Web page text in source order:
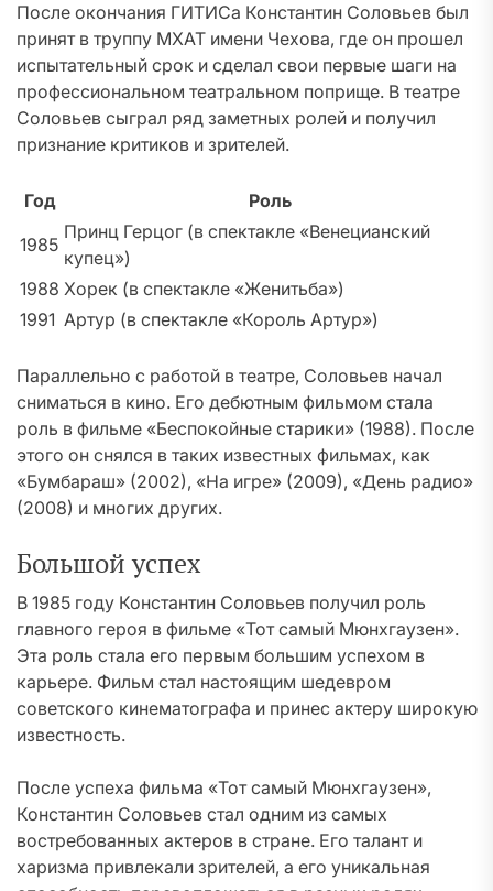
После окончания ГИТИСа Константин Соловьев был
принят в труппу МХАТ имени Чехова, где он прошел
испытательный срок и сделал свои первые шаги на
профессиональном театральном поприще. В театре
Соловьев сыграл ряд заметных ролей и получил
признание критиков и зрителей.
Год
Роль
1985
Принц Герцог (в спектакле «Венецианский
купец»)
1988 Хорек (в спектакле «Женитьба»)
1991 Артур (в спектакле «Король Артур»)
Параллельно с работой в театре, Соловьев начал
сниматься в кино. Его дебютным фильмом стала
роль в фильме «Беспокойные старики» (1988). После
этого он снялся в таких известных фильмах, как
«Бумбараш» (2002), «На игре» (2009), «День радио»
(2008) и многих других.
Большой успех
В 1985 году Константин Соловьев получил роль
главного героя в фильме «Тот самый Мюнхгаузен».
Эта роль стала его первым большим успехом в
карьере. Фильм стал настоящим шедевром
советского кинематографа и принес актеру широкую
известность.
После успеха фильма «Тот самый Мюнхгаузен»,
Константин Соловьев стал одним из самых
востребованных актеров в стране. Его талант и
харизма привлекали зрителей, а его уникальная